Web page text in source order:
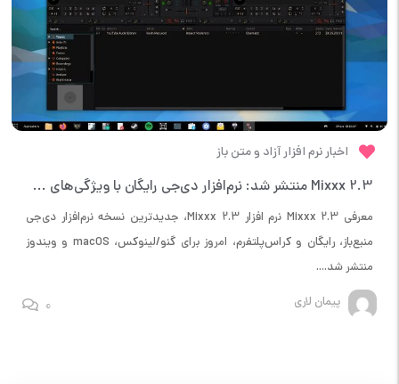
اخبار نرم افزار آزاد و متن باز
Mixxx 2.3 منتشر شد: نرم‌افزار دی‌جی رایگان با ویژگی‌های هیجان‌انگیز
معرفی Mixxx 2.3 نرم افزار Mixxx 2.3، جدیدترین نسخه نرم‌افزار دی‌جی
منبع‌باز، رایگان و کراس‌پلتفرم، امروز برای گنو/لینوکس، macOS و ویندوز
منتشر شد....
پیمان لاری
0